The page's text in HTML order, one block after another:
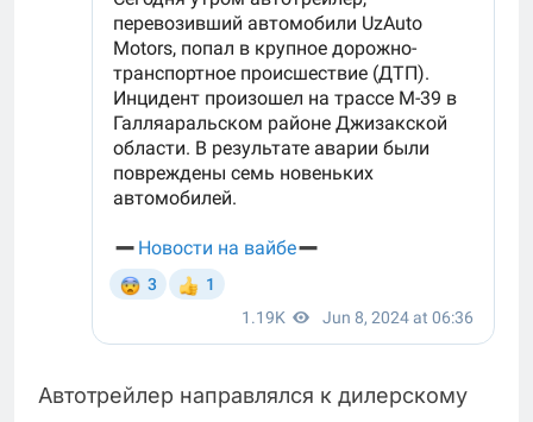
Автотрейлер направлялся к дилерскому